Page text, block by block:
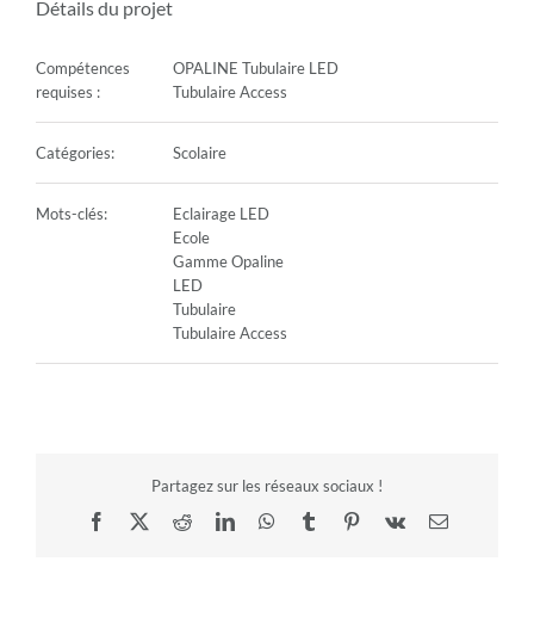
Détails du projet
Compétences
requises :
OPALINE Tubulaire LED
Tubulaire Access
Catégories: Scolaire
Mots-clés:
Eclairage LED
Ecole
Gamme Opaline
LED
Tubulaire
Tubulaire Access
Partagez sur les réseaux sociaux !
Facebook
X RedditLinkedInWhatsApp
TumblrPinterest
Vk Email